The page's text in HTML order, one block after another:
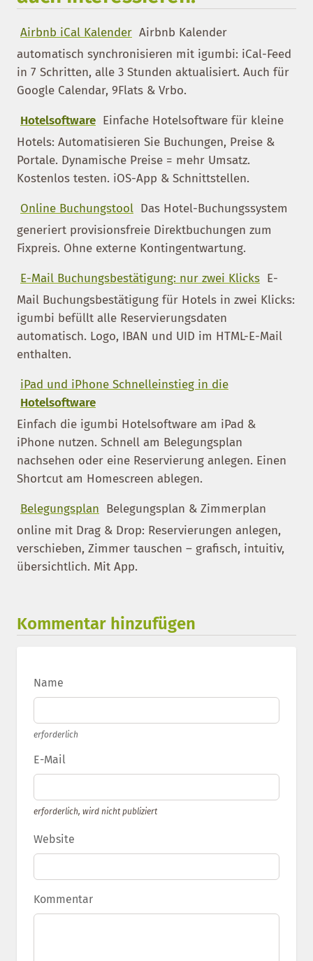
Airbnb iCal Kalender Airbnb Kalender
automatisch synchronisieren mit igumbi: iCal-Feed
in 7 Schritten, alle 3 Stunden aktualisiert. Auch für
Google Calendar, 9Flats & Vrbo.
Hotelsoftware Einfache Hotelsoftware für kleine
Hotels: Automatisieren Sie Buchungen, Preise &
Portale. Dynamische Preise = mehr Umsatz.
Kostenlos testen. iOS-App & Schnittstellen.
Online Buchungstool Das Hotel-Buchungssystem
generiert provisionsfreie Direktbuchungen zum
Fixpreis. Ohne externe Kontingentwartung.
E-Mail Buchungsbestätigung: nur zwei Klicks E-
Mail Buchungsbestätigung für Hotels in zwei Klicks:
igumbi befüllt alle Reservierungsdaten
automatisch. Logo, IBAN und UID im HTML-E-Mail
enthalten.
iPad und iPhone Schnelleinstieg in die
Hotelsoftware
Einfach die igumbi Hotelsoftware am iPad &
iPhone nutzen. Schnell am Belegungsplan
nachsehen oder eine Reservierung anlegen. Einen
Shortcut am Homescreen ablegen.
Belegungsplan Belegungsplan & Zimmerplan
online mit Drag & Drop: Reservierungen anlegen,
verschieben, Zimmer tauschen – grafisch, intuitiv,
übersichtlich. Mit App.
Kommentar hinzufügen
Name
erforderlich
E-Mail
erforderlich, wird nicht publiziert
Website
Kommentar